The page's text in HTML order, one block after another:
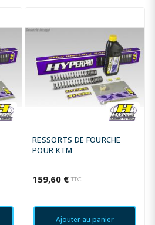
RESSORTS DE FOURCHE
POUR KTM
159,60 € TTC
Ajouter au panier